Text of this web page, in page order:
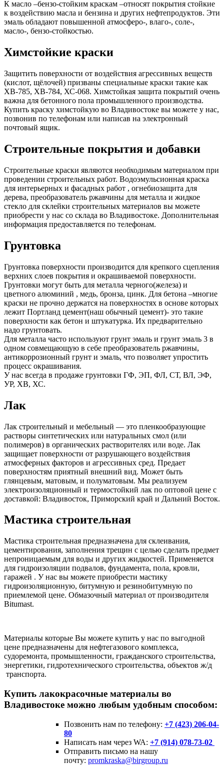
К масло –бензо-стойким краскам –относят покрытия стойкие
к воздействию масла и бензина и других нефтепродуктов. Эти
эмаль обладают повышенной атмосферо-, влаго-, соле-,
масло-, бензо-стойкостью.
Химстойкие краски
Защитить поверхности от воздействия агрессивных веществ
(кислот, щёлочей) призваны специальные краски такие как
ХВ-785, ХВ-784, ХС-068. Химстойкая защита покрытий очень
важна для бетонного пола промышленного производства.
Купить краску химстойкую во Владивостоке вы можете у нас,
позвонив по телефонам или написав на электронный
почтовый ящик.
Строительные покрытия и добавки
Строительные краски являются необходимым материалом при
проведении строительных работ. Водоэмульсионная краска
для интерьерных и фасадных работ , огнебиозащита для
дерева, преобразователь ржавчины для металла и жидкое
стекло для склейки строительных материалов вы можете
приобрести у нас со склада во Владивостоке. Дополнительная
информация предоставляется по телефонам.
Грунтовка
Грунтовка поверхности производится для крепкого сцепления
верхних слоев покрытия и окрашиваемой поверхности.
Грунтовки могут быть для металла черного(железа) и
цветного алюминий , медь, бронза, цинк. Для бетона –многие
краски не прочно держатся на поверхностях в основе которых
лежит Портланд цемент(наш обычный цемент)- это такие
поверхности как бетон и штукатурка. Их предварительно
надо грунтовать.
Для металла часто используют грунт эмаль и грунт эмаль 3 в
одном совмещающую в себе преобразователь ржавчины,
антикоррозионный грунт и эмаль, что позволяет упростить
процесс окрашивания.
У нас всегда в продаже грунтовки ГФ, ЭП, ФЛ, СТ, ВЛ, ЭФ,
УР, ХВ, ХС.
Лак
Лак строительный и мебельный — это пленкообразующие
растворы синтетических или натуральных смол (или
полимеров) в органических растворителях или воде. Лак
защищает поверхности от разрушающего воздействия
атмосферных факторов и агрессивных сред. Предает
поверхностям приятный внешний вид. Может быть
глянцевым, матовым, и полуматовым. Мы реализуем
электроизоляционный и термостойкий лак по оптовой цене с
доставкой: Владивосток, Приморский край и Дальний Восток.
Мастика строительная
Мастика строительная предназначена для склеивания,
цементирования, заполнения трещин с целью сделать предмет
непроницаемым для воды и других жидкостей. Применяется
для гидроизоляции подвалов, фундамента, пола, кровли,
гаражей . У нас вы можете приобрести мастику
гидроизоляционную, битумную и резинобитумную по
приемлемой цене. Обмазочный материал от производителя
Bitumast.
Материалы которые Вы можете купить у нас по выгодной
цене предназначены для нефтегазового комплекса,
судоремонта, промышленности, гражданского строительства,
энергетики, гидротехнического строительства, объектов ж/д
транспорта.
Купить лакокрасочные материалы во
Владивостоке можно любым удобным способом:
Позвонить нам по телефону: +7 (423) 206-04-
80
Написать нам через WA: +7 (914) 078-73-02
Отправить письмо на нашу
почту: promkraska@birgroup.ru